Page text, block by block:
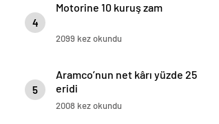
4
Motorine 10 kuruş zam
2099 kez okundu
5
Aramco’nun net kârı yüzde 25
eridi
2008 kez okundu